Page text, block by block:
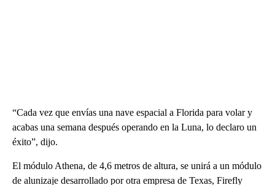
“Cada vez que envías una nave espacial a Florida para volar y
acabas una semana después operando en la Luna, lo declaro un
éxito”, dijo.
El módulo Athena, de 4,6 metros de altura, se unirá a un módulo
de alunizaje desarrollado por otra empresa de Texas, Firefly